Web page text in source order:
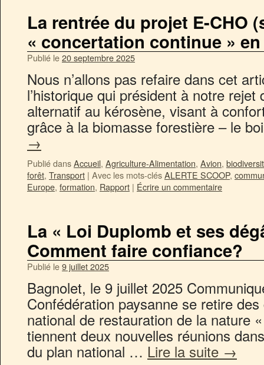
La rentrée du projet E-CHO
« concertation continue »
Publié le20 septembre 2025
Nous n’allons pas refaire dans cet
l’historique qui président à notre rejet
alternatif au kérosène, visant à
grâce à la biomasse forestière – le
→
Publié dansAccueil, Agriculture-Alimentation, Avion,
forêt, Transport | Avec les mots-clésALERTE SCOOP,
Europe, formation, Rapport | Écrire un commentaire
La « Loi Duplomb et ses
Comment faire confiance?
Publié le9 juillet 2025
Bagnolet, le 9 juillet 2025
Confédération paysanne se retire
national de restauration de la nature
tiennent deux nouvelles réunions
du plan national … Lire la suite →